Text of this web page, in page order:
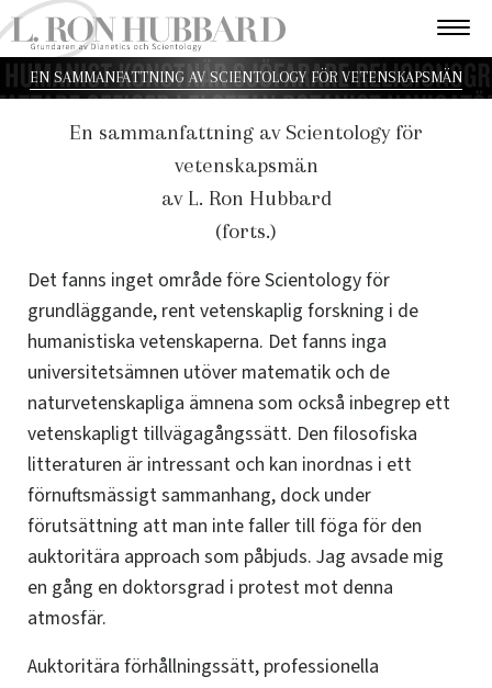
EN SAMMANFATTNING AV SCIENTOLOGY FÖR VETENSKAPSMÄN
En sammanfattning av Scientology för
vetenskapsmän
av L. Ron Hubbard
(forts.)
Det fanns inget område före Scientology för
grundläggande, rent vetenskaplig forskning i de
humanistiska vetenskaperna. Det fanns inga
universitetsämnen utöver matematik och de
naturvetenskapliga ämnena som också inbegrep ett
vetenskapligt tillvägagångssätt. Den filosofiska
litteraturen är intressant och kan inordnas i ett
förnuftsmässigt sammanhang, dock under
förutsättning att man inte faller till föga för den
auktoritära approach som påbjuds. Jag avsade mig
en gång en doktorsgrad i protest mot denna
atmosfär.
Auktoritära förhållningssätt, professionella